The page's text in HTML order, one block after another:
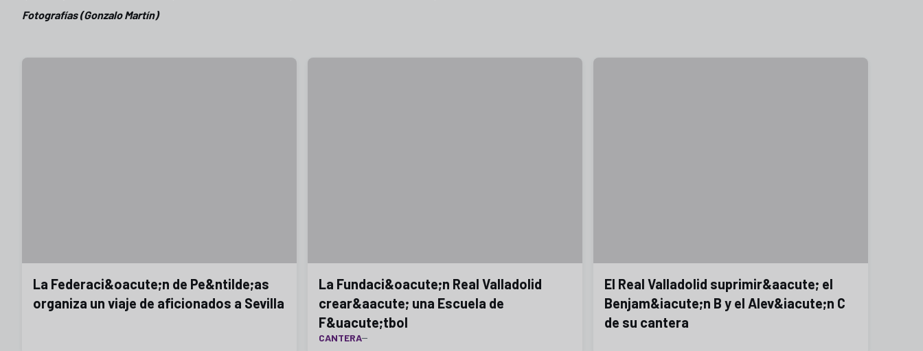
Fotografías (Gonzalo Martín)
La Federaci&oacute;n de Pe&ntilde;as
organiza un viaje de aficionados a Sevilla
La Fundaci&oacute;n Real Valladolid
crear&aacute; una Escuela de
F&uacute;tbol
CANTERA
El Real Valladolid suprimir&aacute; el
Benjam&iacute;n B y el Alev&iacute;n C
de su cantera